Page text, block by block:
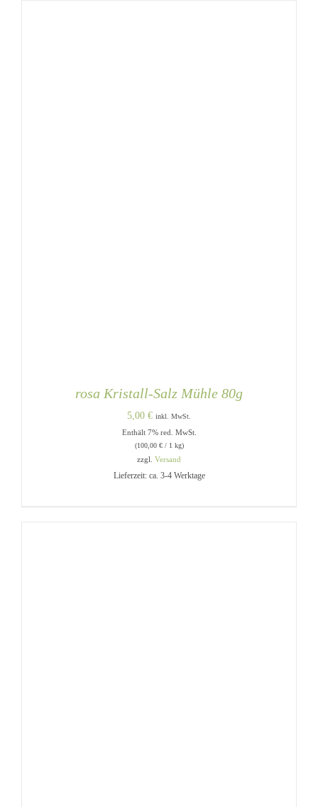
rosa Kristall-Salz Mühle 80g
5,00 € inkl. MwSt.
Enthält 7% red. MwSt.
(100,00 €/ 1 kg)
zzgl. Versand
Lieferzeit: ca. 3-4 Werktage